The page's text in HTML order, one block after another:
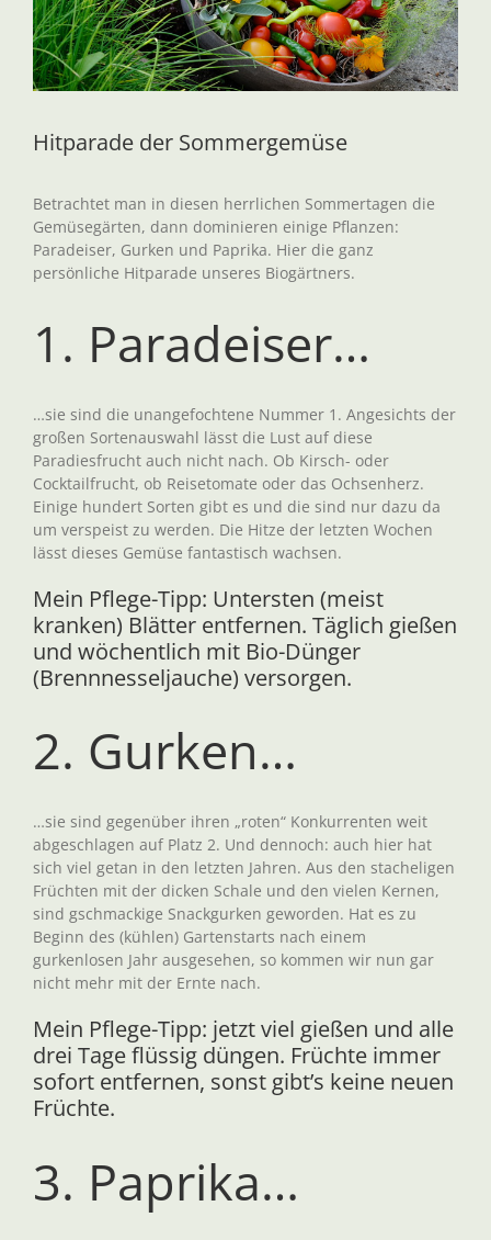
Hitparade der Sommergemüse
Betrachtet man in diesen herrlichen Sommertagen die
Gemüsegärten, dann dominieren einige Pflanzen:
Paradeiser, Gurken und Paprika. Hier die ganz
persönliche Hitparade unseres Biogärtners.
1. Paradeiser…
…sie sind die unangefochtene Nummer 1. Angesichts der
großen Sortenauswahl lässt die Lust auf diese
Paradiesfrucht auch nicht nach. Ob Kirsch- oder
Cocktailfrucht, ob Reisetomate oder das Ochsenherz.
Einige hundert Sorten gibt es und die sind nur dazu da
um verspeist zu werden. Die Hitze der letzten Wochen
lässt dieses Gemüse fantastisch wachsen.
Mein Pflege-Tipp: Untersten (meist
kranken) Blätter entfernen. Täglich gießen
und wöchentlich mit Bio-Dünger
(Brennnesseljauche) versorgen.
2. Gurken…
…sie sind gegenüber ihren „roten“ Konkurrenten weit
abgeschlagen auf Platz 2. Und dennoch: auch hier hat
sich viel getan in den letzten Jahren. Aus den stacheligen
Früchten mit der dicken Schale und den vielen Kernen,
sind gschmackige Snackgurken geworden. Hat es zu
Beginn des (kühlen) Gartenstarts nach einem
gurkenlosen Jahr ausgesehen, so kommen wir nun gar
nicht mehr mit der Ernte nach.
Mein Pflege-Tipp: jetzt viel gießen und alle
drei Tage flüssig düngen. Früchte immer
sofort entfernen, sonst gibt’s keine neuen
Früchte.
3. Paprika…